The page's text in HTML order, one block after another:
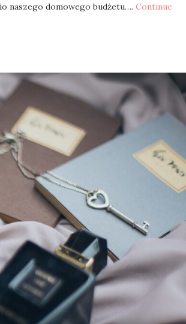
naszego domowego budżetu…. Continue